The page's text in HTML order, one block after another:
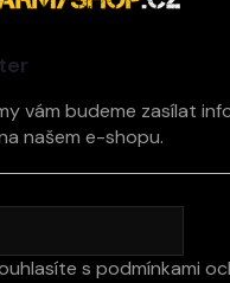
vám budeme zasílat
našem e-shopu.
s podmínkami